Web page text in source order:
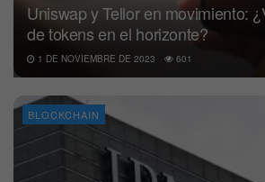
Uniswap y Tellor en movimiento:
de tokens en el horizonte?
1 DE NOVIEMBRE DE 2023 601
BLOCKCHAIN